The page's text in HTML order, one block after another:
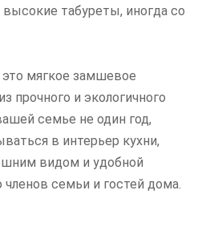
табуреты, иногда со
мягкое замшевое
прочного и экологичного
семье не один год,
в интерьер кухни,
видом и удобной
семьи и гостей дома.